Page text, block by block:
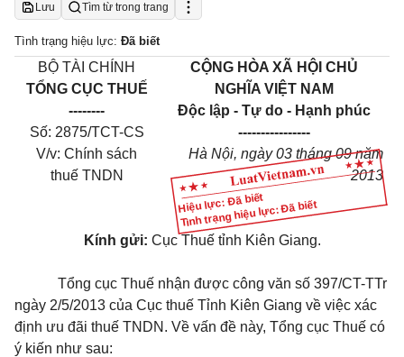
Lưu Tìm từ trong trang
Tình trạng hiệu lực: Đã biết
Hiệu lực: Đã biết
Tình trạng hiệu lực: Đã biết
BỘ TÀI CHÍNH
TỔNG CỤC THUẾ
--------
Số: 2875/TCT-CS
V/v: Chính sách
thuế TNDN
CỘNG HÒA XÃ HỘI CHỦ
NGHĨA VIỆT NAM
Độc lập - Tự do - Hạnh phúc
----------------
Hà Nội, ngày 03 tháng 09 năm
2013
Kính gửi: Cục Thuế tỉnh Kiên Giang.
Tổng cục Thuế nhận được công văn số 397/CT-TTr
ngày 2/5/2013 của Cục thuế Tỉnh Kiên Giang về việc xác
định ưu đãi thuế TNDN. Về vấn đề này, Tổng cục Thuế có
ý kiến như sau: